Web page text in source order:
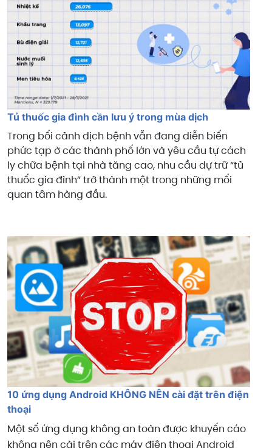
Tủ thuốc gia đình cần lưu ý trong mùa dịch
Trong bối cảnh dịch bệnh vẫn đang diễn biến
phức tạp ở các thành phố lớn và yêu cầu tự cách
ly chữa bệnh tại nhà tăng cao, nhu cầu dự trữ “tủ
thuốc gia đình” trở thành một trong những mối
quan tâm hàng đầu.
10 ứng dụng Android KHÔNG NÊN cài đặt trên điện
thoại
Một số ứng dụng không an toàn được khuyến cáo
không nên cài trên các máy điện thoại Android